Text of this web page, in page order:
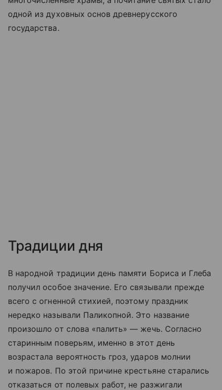
одной из духовных основ древнерусского
государства.
Традиции дня
В народной традиции день памяти Бориса и Глеба
получил особое значение. Его связывали прежде
всего с огненной стихией, поэтому праздник
нередко называли Паликопной. Это название
произошло от слова «палить» — жечь. Согласно
старинным поверьям, именно в этот день
возрастала вероятность гроз, ударов молнии
и пожаров. По этой причине крестьяне старались
отказаться от полевых работ, не разжигали